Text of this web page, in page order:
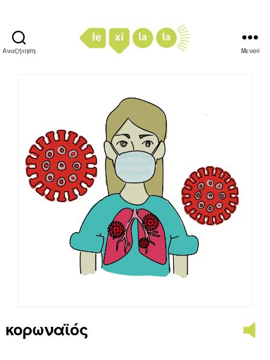
Αναζήτηση Μενού
κορωναϊός